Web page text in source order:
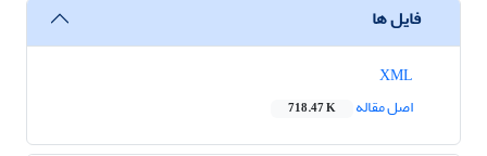
فایل ها
اصل مقاله
718.47 K